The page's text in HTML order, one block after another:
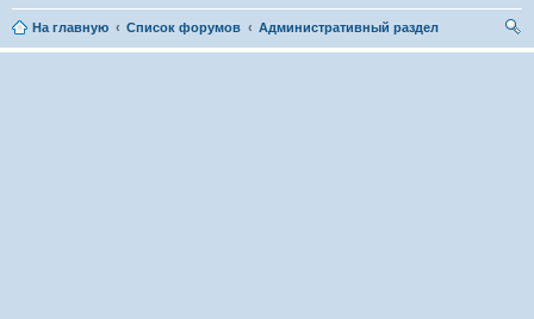
На главную Список форумов
Административный раздел
ои